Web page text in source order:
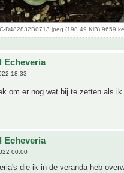
D482832B0713.jpeg (198.49 KiB) 9659
Echeveria
18:33
om er nog wat bij te zetten als
Echeveria
00:00
die ik in de veranda heb